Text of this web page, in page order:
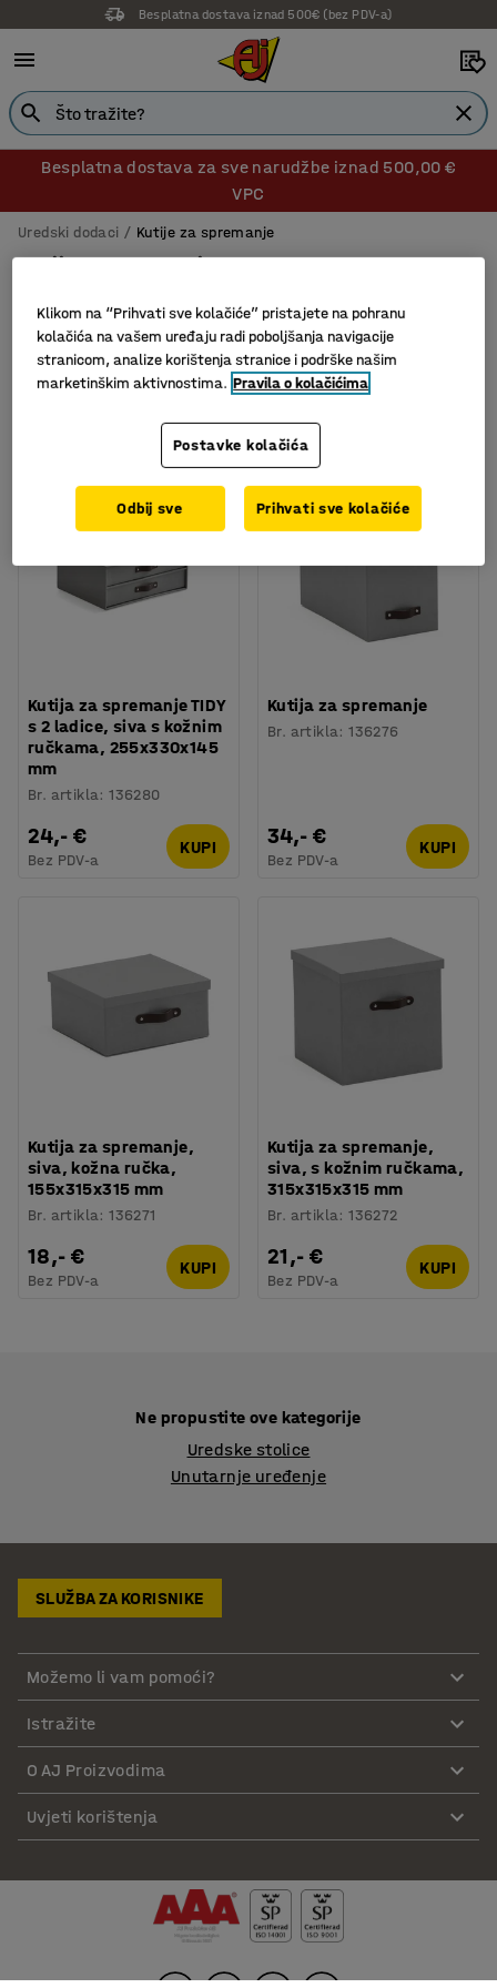
Besplatna dostava iznad 500€ (bez PDV-a)
Besplatna dostava za sve narudžbe iznad 500,00 €
VPC
Uredski dodaci Kutije za spremanje
Kutije za spremanje
Filtri Sortiraj
Kutija za spremanje TIDY
s 2 ladice, siva s kožnim
ručkama, 255x330x145
mm
Br. artikla:136280
24,- €
Bez PDV-a
KUPI
Kutija za spremanje
Br. artikla:136276
34,- €
Bez PDV-a
KUPI
Kutija za spremanje,
siva, kožna ručka,
155x315x315 mm
Br. artikla:136271
18,- €
Bez PDV-a
KUPI
Kutija za spremanje,
siva, s kožnim ručkama,
315x315x315 mm
Br. artikla:136272
21,- €
Bez PDV-a
KUPI
Ne propustite ove kategorije
Uredske stolice
Unutarnje uređenje
SLUŽBA ZA KORISNIKE
Možemo li vam pomoći?
Istražite
O AJ Proizvodima
Uvjeti korištenja
Klikom na “Prihvati sve kolačiće” pristajete na pohranu
kolačića na vašem uređaju radi poboljšanja navigacije
stranicom, analize korištenja stranice i podrške našim
marketinškim aktivnostima. Pravila o kolačićima
Postavke kolačića
Odbij sve Prihvati sve kolačiće